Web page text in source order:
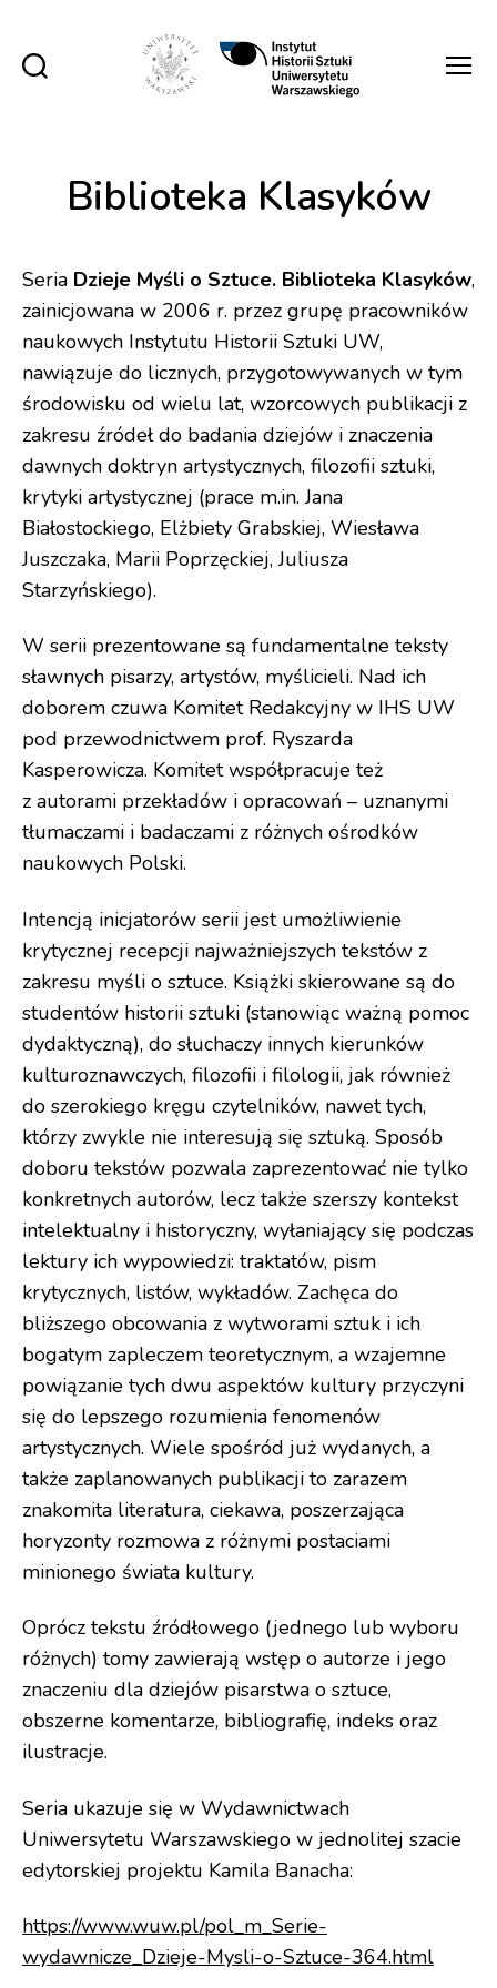
UW
Biblioteka Klasyków
Seria Dzieje Myśli o Sztuce. Biblioteka Klasyków,
zainicjowana w 2006 r. przez grupę pracowników
naukowych Instytutu Historii Sztuki UW,
nawiązuje do licznych, przygotowywanych w tym
środowisku od wielu lat, wzorcowych publikacji z
zakresu źródeł do badania dziejów i znaczenia
dawnych doktryn artystycznych, filozofii sztuki,
krytyki artystycznej (prace m.in. Jana
Białostockiego, Elżbiety Grabskiej, Wiesława
Juszczaka, Marii Poprzęckiej, Juliusza
Starzyńskiego).
W serii prezentowane są fundamentalne teksty
sławnych pisarzy, artystów, myślicieli. Nad ich
doborem czuwa Komitet Redakcyjny w IHS UW
pod przewodnictwem prof. Ryszarda
Kasperowicza. Komitet współpracuje też
z autorami przekładów i opracowań – uznanymi
tłumaczami i badaczami z różnych ośrodków
naukowych Polski.
Intencją inicjatorów serii jest umożliwienie
krytycznej recepcji najważniejszych tekstów z
zakresu myśli o sztuce. Książki skierowane są do
studentów historii sztuki (stanowiąc ważną pomoc
dydaktyczną), do słuchaczy innych kierunków
kulturoznawczych, filozofii i filologii, jak również
do szerokiego kręgu czytelników, nawet tych,
którzy zwykle nie interesują się sztuką. Sposób
doboru tekstów pozwala zaprezentować nie tylko
konkretnych autorów, lecz także szerszy kontekst
intelektualny i historyczny, wyłaniający się podczas
lektury ich wypowiedzi: traktatów, pism
krytycznych, listów, wykładów. Zachęca do
bliższego obcowania z wytworami sztuk i ich
bogatym zapleczem teoretycznym, a wzajemne
powiązanie tych dwu aspektów kultury przyczyni
się do lepszego rozumienia fenomenów
artystycznych. Wiele spośród już wydanych, a
także zaplanowanych publikacji to zarazem
znakomita literatura, ciekawa, poszerzająca
horyzonty rozmowa z różnymi postaciami
minionego świata kultury.
Oprócz tekstu źródłowego (jednego lub wyboru
różnych) tomy zawierają wstęp o autorze i jego
znaczeniu dla dziejów pisarstwa o sztuce,
obszerne komentarze, bibliografię, indeks oraz
ilustracje.
Seria ukazuje się w Wydawnictwach
Uniwersytetu Warszawskiego w jednolitej szacie
edytorskiej projektu Kamila Banacha:
https://www.wuw.pl/pol_m_Serie-
wydawnicze_Dzieje-Mysli-o-Sztuce-364.html